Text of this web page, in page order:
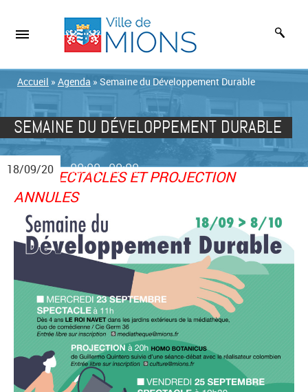
Accueil » Agenda » Semaine du Développement Durable
SEMAINE DU DÉVELOPPEMENT DURABLE
18/09/20 00:00-00:00
>>> SPECTACLES ET PROJECTION
ANNULES